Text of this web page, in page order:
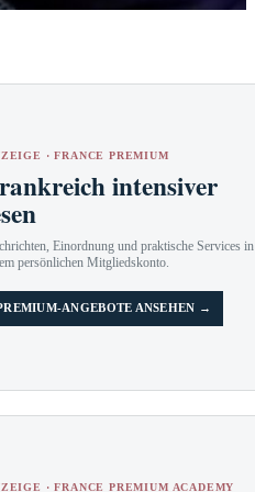
· FRANCE PREMIUM
intensiver
Einordnung und praktische Services in
persönlichen Mitgliedskonto.
ANGEBOTE ANSEHEN →
· FRANCE PREMIUM ACADEMY